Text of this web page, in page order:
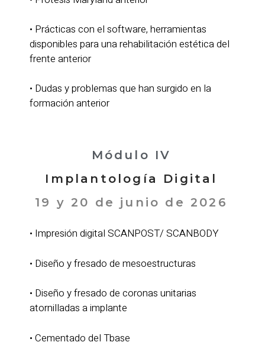
• Prácticas con el software, herramientas
disponibles para una rehabilitación estética del
frente anterior
• Dudas y problemas que han surgido en la
formación anterior
Módulo IV
Implantología Digital
19 y 20 de junio de 2026
• Impresión digital SCANPOST/ SCANBODY
• Diseño y fresado de mesoestructuras
• Diseño y fresado de coronas unitarias
atornilladas a implante
• Cementado del Tbase